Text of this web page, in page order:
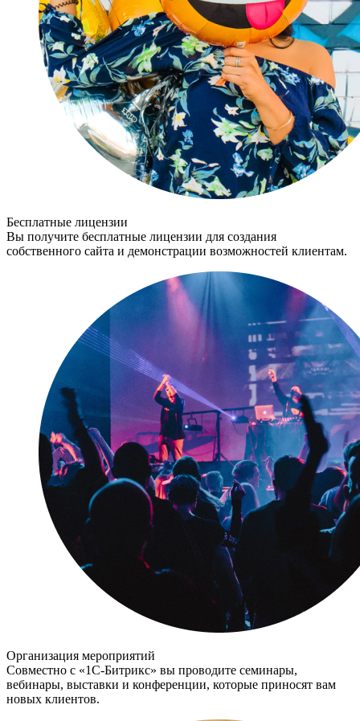
Бесплатные лицензии
Вы получите бесплатные лицензии для создания
собственного сайта и демонстрации возможностей клиентам.
Организация мероприятий
Совместно с «1С-Битрикс» вы проводите семинары,
вебинары, выставки и конференции, которые приносят вам
новых клиентов.